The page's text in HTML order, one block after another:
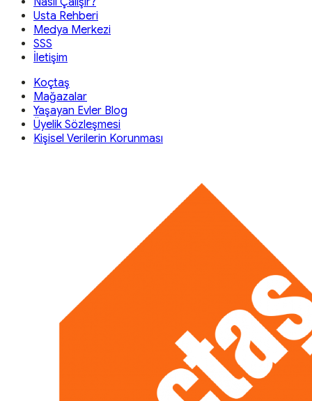
Usta Rehberi
Medya Merkezi
SSS
İletişim
Koçtaş
Mağazalar
Yaşayan Evler Blog
Üyelik Sözleşmesi
Kişisel Verilerin Korunması